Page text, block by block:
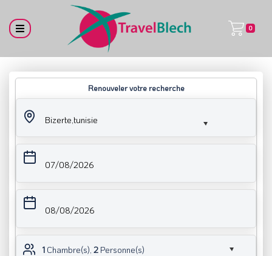
0
Renouveler votre recherche
Bizerte,tunisie
07/08/2026
08/08/2026
1 Chambre(s),2 Personne(s)